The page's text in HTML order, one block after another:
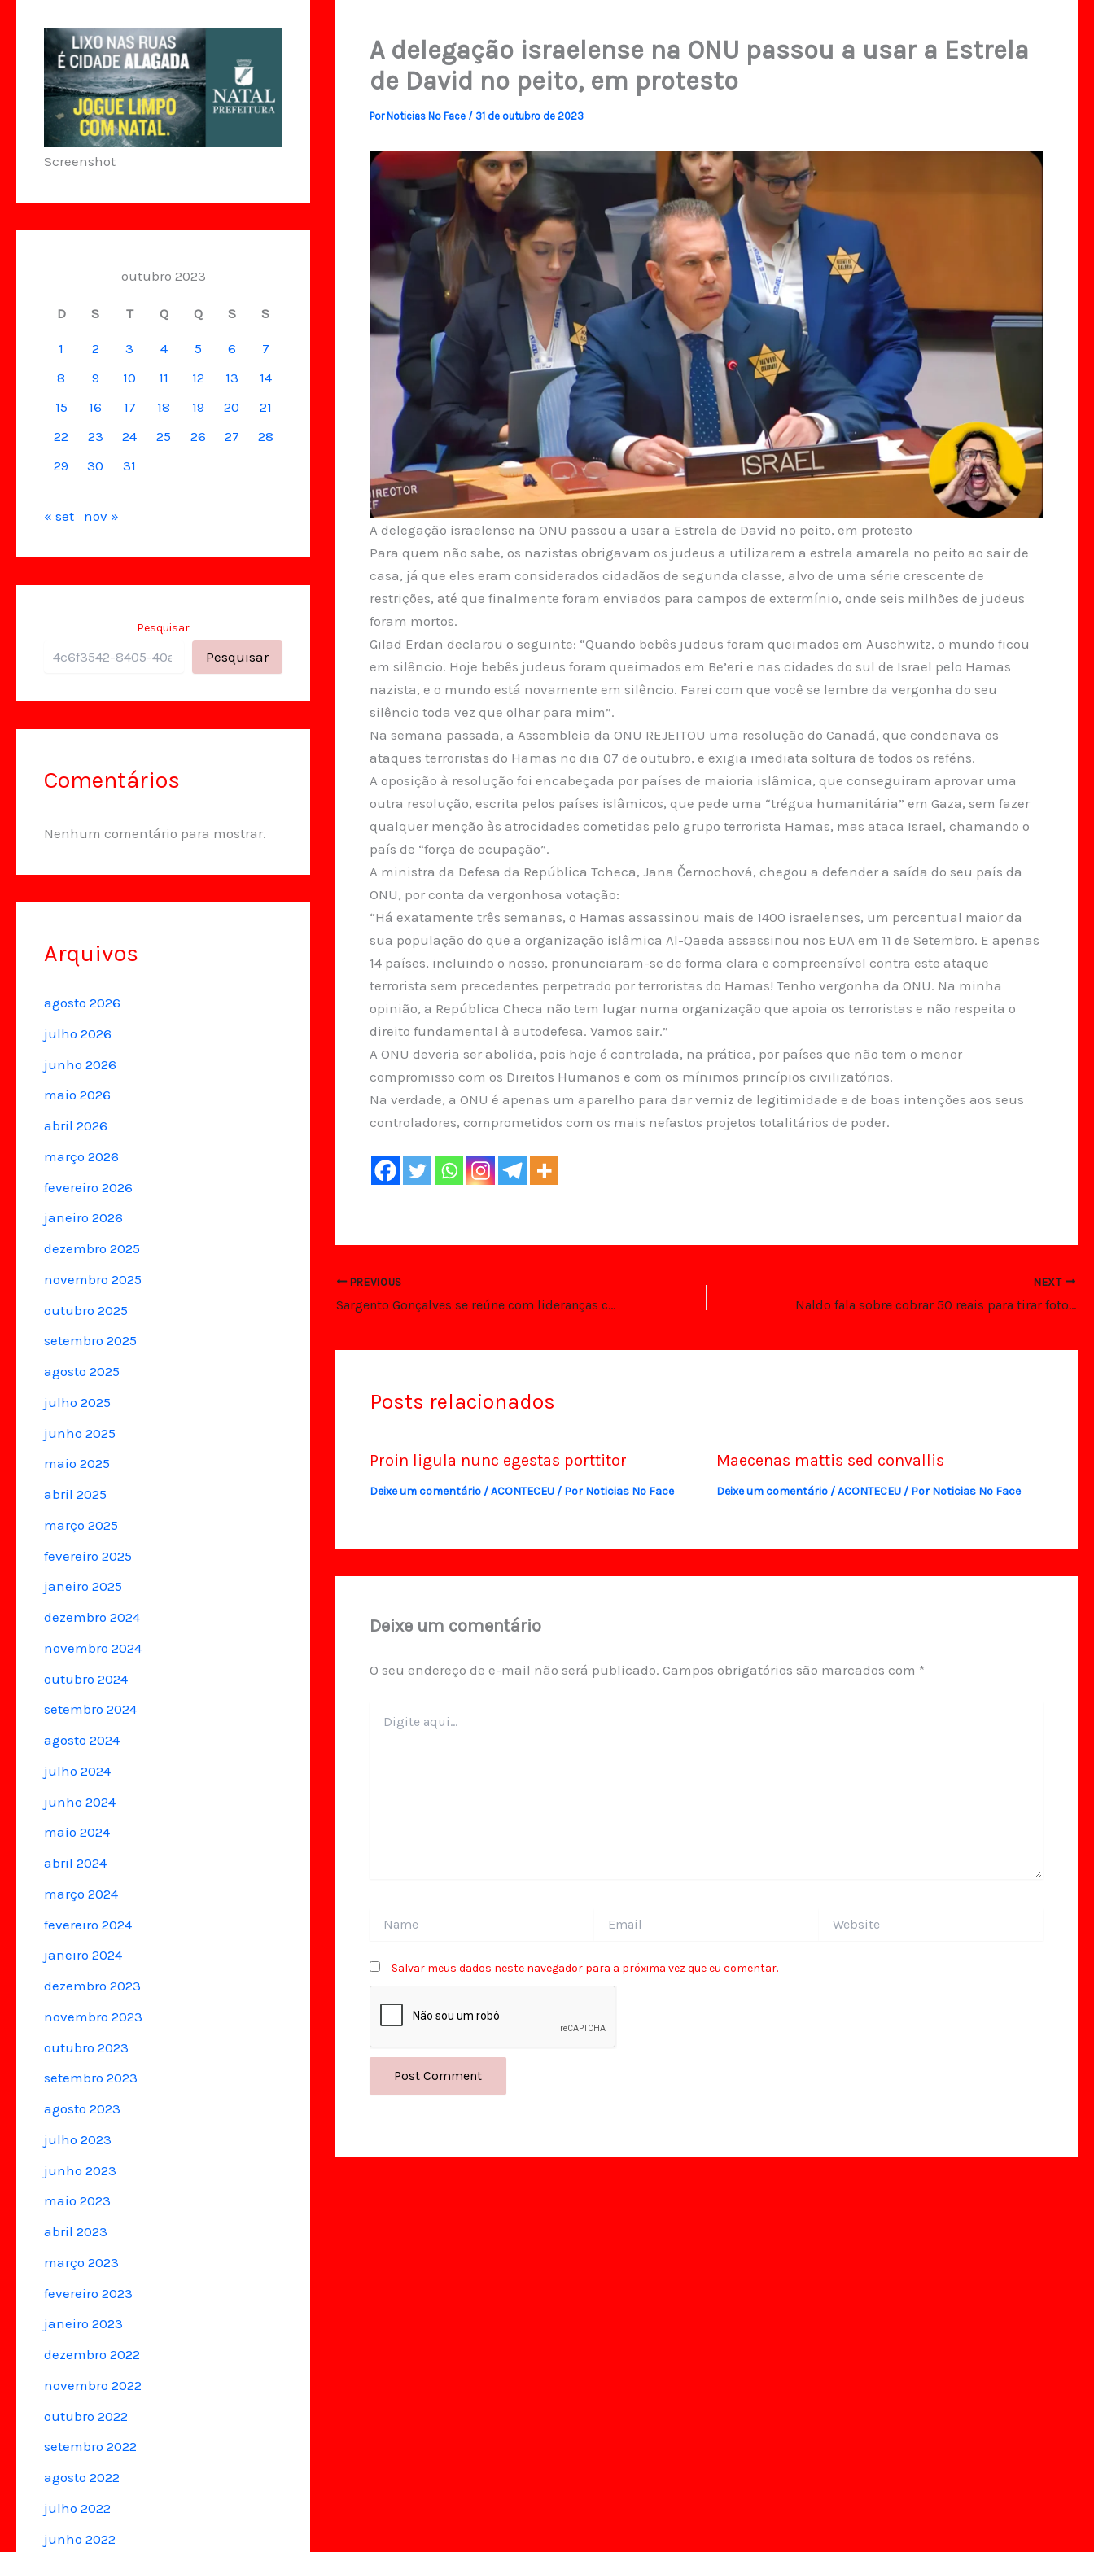
Screenshot
outubro 2023
D S T Q Q S S
1 2 3 4 5 6
7
8
9 10 11 12 13
14
15
16 17 18 19 20
21
22
23 24 25 26 27
28
29
30 31
« set nov »
Pesquisar
Pesquisar
Comentários
Nenhum comentário para mostrar.
Arquivos
agosto 2026
julho 2026
junho 2026
maio 2026
abril 2026
março 2026
fevereiro 2026
janeiro 2026
dezembro 2025
novembro 2025
outubro 2025
setembro 2025
agosto 2025
julho 2025
junho 2025
maio 2025
abril 2025
março 2025
fevereiro 2025
janeiro 2025
dezembro 2024
novembro 2024
outubro 2024
setembro 2024
agosto 2024
julho 2024
junho 2024
maio 2024
abril 2024
março 2024
fevereiro 2024
janeiro 2024
dezembro 2023
novembro 2023
outubro 2023
setembro 2023
agosto 2023
julho 2023
junho 2023
maio 2023
abril 2023
março 2023
fevereiro 2023
janeiro 2023
dezembro 2022
novembro 2022
outubro 2022
setembro 2022
agosto 2022
julho 2022
junho 2022
A delegação israelense na ONU passou a usar a Estrela
de David no peito, em protesto
PorNoticias No Face / 31 de outubro de 2023
A delegação israelense na ONU passou a usar a Estrela de David no peito, em protesto
Para quem não sabe, os nazistas obrigavam os judeus a utilizarem a estrela amarela no peito ao sair de
casa, já que eles eram considerados cidadãos de segunda classe, alvo de uma série crescente de
restrições, até que finalmente foram enviados para campos de extermínio, onde seis milhões de judeus
foram mortos.
Gilad Erdan declarou o seguinte: “Quando bebês judeus foram queimados em Auschwitz, o mundo ficou
em silêncio. Hoje bebês judeus foram queimados em Be’eri e nas cidades do sul de Israel pelo Hamas
nazista, e o mundo está novamente em silêncio. Farei com que você se lembre da vergonha do seu
silêncio toda vez que olhar para mim”.
Na semana passada, a Assembleia da ONU REJEITOU uma resolução do Canadá, que condenava os
ataques terroristas do Hamas no dia 07 de outubro, e exigia imediata soltura de todos os reféns.
A oposição à resolução foi encabeçada por países de maioria islâmica, que conseguiram aprovar uma
outra resolução, escrita pelos países islâmicos, que pede uma “trégua humanitária” em Gaza, sem fazer
qualquer menção às atrocidades cometidas pelo grupo terrorista Hamas, mas ataca Israel, chamando o
país de “força de ocupação”.
A ministra da Defesa da República Tcheca, Jana Černochová, chegou a defender a saída do seu país da
ONU, por conta da vergonhosa votação:
“Há exatamente três semanas, o Hamas assassinou mais de 1400 israelenses, um percentual maior da
sua população do que a organização islâmica Al-Qaeda assassinou nos EUA em 11 de Setembro. E apenas
14 países, incluindo o nosso, pronunciaram-se de forma clara e compreensível contra este ataque
terrorista sem precedentes perpetrado por terroristas do Hamas! Tenho vergonha da ONU. Na minha
opinião, a República Checa não tem lugar numa organização que apoia os terroristas e não respeita o
direito fundamental à autodefesa. Vamos sair.”
A ONU deveria ser abolida, pois hoje é controlada, na prática, por países que não tem o menor
compromisso com os Direitos Humanos e com os mínimos princípios civilizatórios.
Na verdade, a ONU é apenas um aparelho para dar verniz de legitimidade e de boas intenções aos seus
controladores, comprometidos com os mais nefastos projetos totalitários de poder.
PREVIOUS
Sargento Gonçalves se reúne com lideranças comunitárias da Zona Norte e apresenta ideias para Natal.
NEXT
Naldo fala sobre cobrar 50 reais para tirar foto com fã
Posts relacionados
Proin ligula nunc egestas porttitor
Deixe um comentário /ACONTECEU/ Por Noticias No Face
Maecenas mattis sed convallis
Deixe um comentário /ACONTECEU / Por Noticias No Face
Deixe um comentário
O seu endereço de e-mail não será publicado. Campos obrigatórios são marcados com *
aqui...
Salvar meus dados neste navegador para a próxima vez que eu comentar.